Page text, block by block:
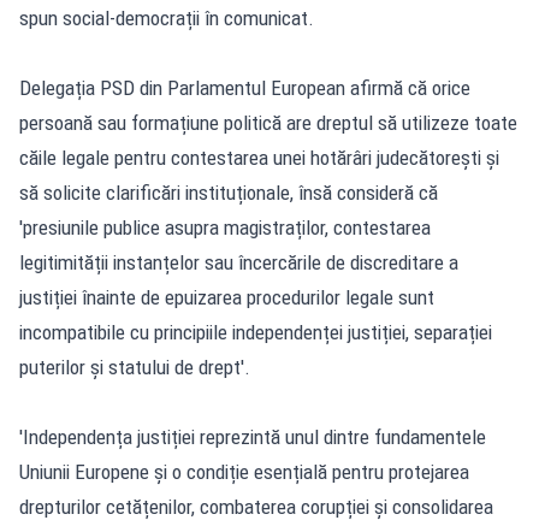
spun social-democrații în comunicat.
Delegația PSD din Parlamentul European afirmă că orice
persoană sau formațiune politică are dreptul să utilizeze toate
căile legale pentru contestarea unei hotărâri judecătorești și
să solicite clarificări instituționale, însă consideră că
'presiunile publice asupra magistraților, contestarea
legitimității instanțelor sau încercările de discreditare a
justiției înainte de epuizarea procedurilor legale sunt
incompatibile cu principiile independenței justiției, separației
puterilor și statului de drept'.
'Independența justiției reprezintă unul dintre fundamentele
Uniunii Europene și o condiție esențială pentru protejarea
drepturilor cetățenilor, combaterea corupției și consolidarea